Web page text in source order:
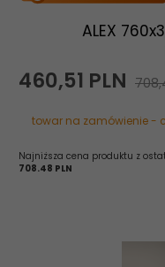
ALEX
460,51 PLN
towar na zamówienie -
Najniższa cena produktu z
708.48 PLN